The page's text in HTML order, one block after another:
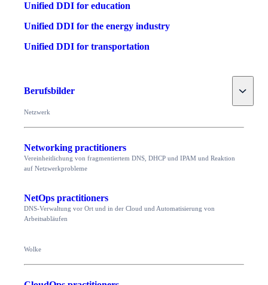
Unified DDI for education
Unified DDI for the energy industry
Unified DDI for transportation
Berufsbilder Toggle
Netzwerk
Networking practitioners
Vereinheitlichung von fragmentiertem DNS, DHCP und IPAM und Reaktion
auf Netzwerkprobleme
NetOps practitioners
DNS-Verwaltung vor Ort und in der Cloud und Automatisierung von
Arbeitsabläufen
Wolke